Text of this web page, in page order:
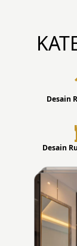
Desain
Desain